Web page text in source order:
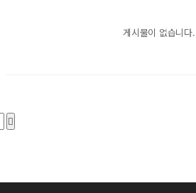
게시물이 없습니다.